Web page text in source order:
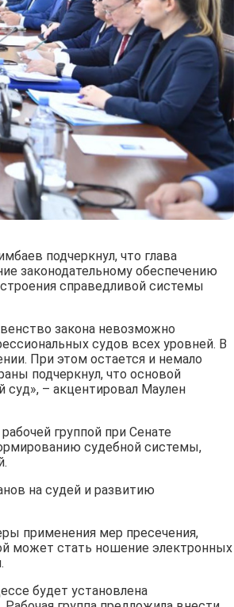
подчеркнул, что глава
законодательному обеспечению
справедливой системы
закона невозможно
судов всех уровней. В
При этом остается и немало
подчеркнул, что основой
суд», – акцентировал Маулен
группой при Сенате
судебной системы,
на судей и развитию
применения мер пресечения,
может стать ношение электронных
будет установлена